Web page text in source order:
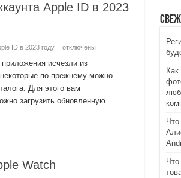
Apple ID в 2023
ID в 2023 году отключены
исчезли из
по-прежнему можно
Для этого вам
загрузить обновленную …
Watch